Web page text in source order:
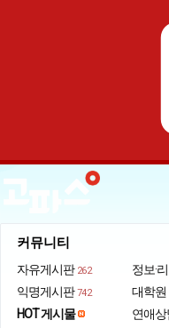
커뮤니티
자유게시판 262
익명게시판 742
HOT 게시물
정보·
대학원
연애상